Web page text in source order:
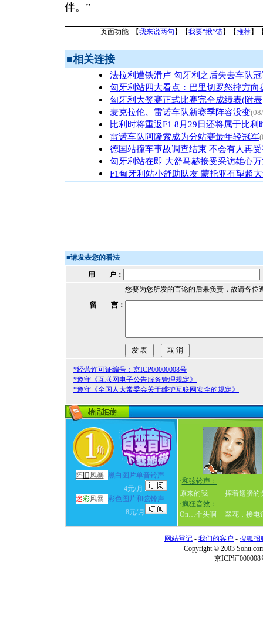
伴。”
页面功能 【我来说两句 】【我要“揪”错】【推荐】
■相关连接
法拉利遭铁滑卢 匈牙利之后失去车队
匈牙利站四大看点：巴里切罗怒摔方向
匈牙利大奖赛正式比赛完全成绩表(附
麦克拉伦、雷诺车队新赛季阵容没变
比利时将重返F1 8月29日还将属于比利
雷诺车队阿隆索成为分站赛最年轻冠军
德国站撞车事故调查结束 不会有人再
匈牙利站在即 大舒马赫接受采访雄心
F1匈牙利站小舒助队友 蒙托亚有望超
■请发表您的看法
用 户：
您要为您所发的言论的后果负责，故请各位
留 言：
*经营许可证编号：京ICP00000008号
*遵守《互联网电子公告服务管理规定》
*遵守《全国人大常委会关于维护互联网安全的规定》
怀旧 风暴
黑白图片单音铃声
4元/月
迷彩风暴 彩色图片和弦铃声
8元/月
·和弦铃声：
原来的我
挥着翅膀的
·疯狂音效：
On…个头啊
翠花，接
网站登记 - 我们的客户 - 搜狐招
Copyright © 2003
京ICP证